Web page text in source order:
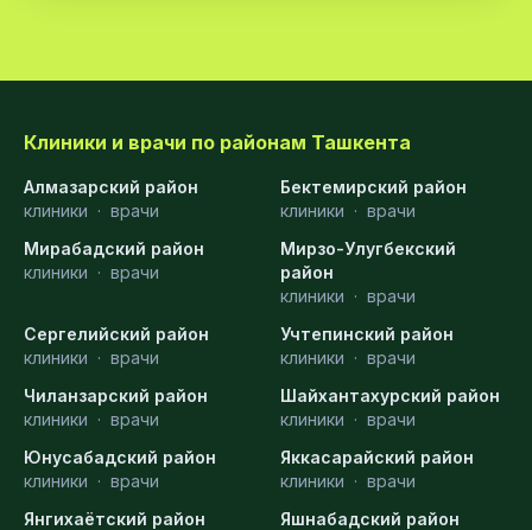
Клиники и врачи по районам Ташкента
Алмазарский район
клиники · врачи
Бектемирский район
клиники · врачи
Мирабадский район
клиники · врачи
Мирзо-Улугбекский
район
клиники · врачи
Сергелийский район
клиники · врачи
Учтепинский район
клиники · врачи
Чиланзарский район
клиники · врачи
Шайхантахурский район
клиники · врачи
Юнусабадский район
клиники · врачи
Яккасарайский район
клиники · врачи
Янгихаётский район
Яшнабадский район